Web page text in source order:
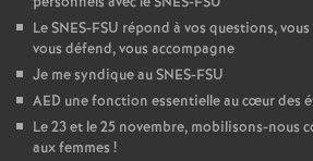
Le SNES-FSU répond à vos questions,
vous défend, vous accompagne
Je me syndique au SNES-FSU
AED une fonction essentielle au cœur des
Le 23 et le 25 novembre, mobilisons-nous
aux femmes !